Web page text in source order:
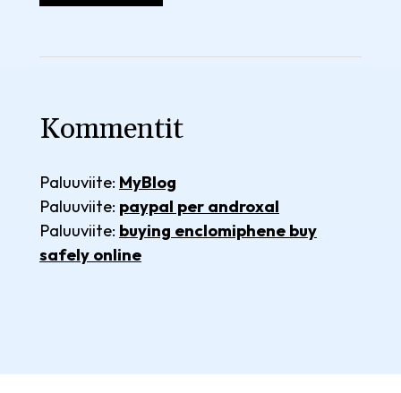
Kommentit
Paluuviite: MyBlog
Paluuviite: paypal per androxal
Paluuviite: buying enclomiphene buy
safely online